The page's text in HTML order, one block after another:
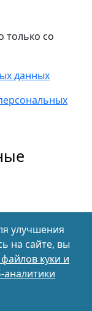
только со
данных
свое
даете
данныхв
в
защиты
улучшения
на сайте, вы
куки и